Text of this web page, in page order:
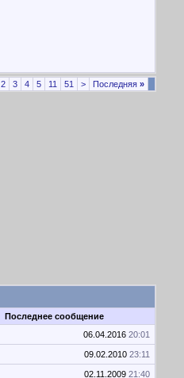
2 3 4 5 11 51 > Последняя »
Последнее сообщение
06.04.2016 20:01
09.02.2010 23:11
02.11.2009 21:40